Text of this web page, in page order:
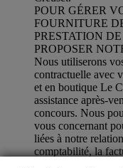
POUR GÉRER
FOURNITURE
PRESTATION
PROPOSER
Nous utiliserons
contractuelle avec
et en boutique Le
assistance après-
concours. Nous
vous concernant
liées à notre
comptabilité, la